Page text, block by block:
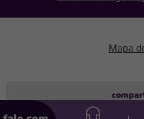
Mapa